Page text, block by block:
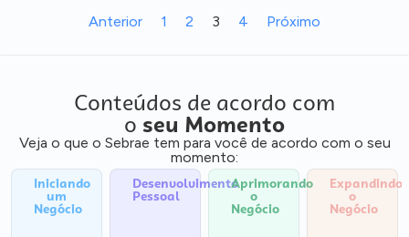
Anterior 1 2 3 4 Próximo
Conteúdos de acordo com
o seu Momento
Veja o que o Sebrae tem para você de acordo com o seu
momento:
Iniciando
um
Negócio
Desenvolvimento
Pessoal
Aprimorando
o
Negócio
Expandindo
o
Negócio